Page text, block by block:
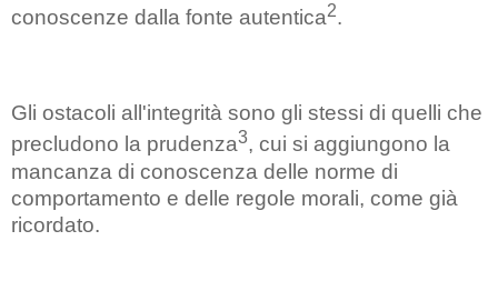
conoscenze dalla fonte autentica2.
Gli ostacoli all'integrità sono gli stessi di quelli che
precludono la prudenza3, cui si aggiungono la
mancanza di conoscenza delle norme di
comportamento e delle regole morali, come già
ricordato.